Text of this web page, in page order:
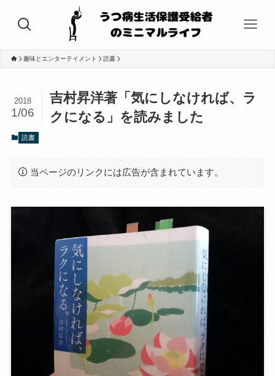
趣味とエンターテイメント 読書
吉村昇洋著「気にしなければ、ラ
クになる」を読みました
2018
1/06
読書
当ページのリンクには広告が含まれています。